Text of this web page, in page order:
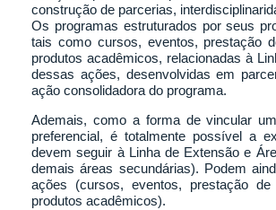
construção de parcerias,
Os programas estruturados por seus
tais como cursos, eventos, prestação
produtos acadêmicos, relacionadas à
dessas ações, desenvolvidas em
ação consolidadora do programa.
Ademais, como a forma de vincular
preferencial, é totalmente possível a
devem seguir à Linha de Extensão e
demais áreas secundárias). Podem
ações (cursos, eventos, prestação
produtos acadêmicos).